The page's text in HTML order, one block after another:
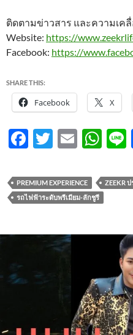
ติดตามข่าวสาร และความเคลื่
Website: https://
Facebook: https://
SHARE THIS:
Facebook X
F
e
b
o
T
itt
er
E
ail
W
at
s
p
PREMIUM EXPERIENCE
ZEEKR
รถไฟฟ้าระดับพรีเมียม-ลักชูรี